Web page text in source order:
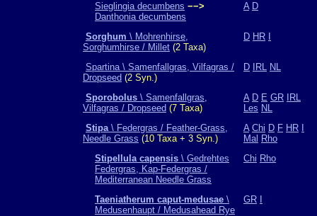
Sieglingia decumbens −−>
Danthonia decumbens
A D
Sorghum \ Mohrenhirse,
Sorghumhirse / Millet (2 Taxa)
D HR
Spartina \ Samenfallgras, Vilfagras /
Dropseed (2 Syn.)
D IRL NL
Sporobolus \ Samenfallgras,
Vilfagras / Dropseed (7 Taxa)
A D E GR
IRL
Les NL
Stipa\ Federgras / Feather-Grass,
Needle Grass (10 Taxa + 3 Syn.)
A Chi D F HR
Mal Rho
Stipellula capensis \ Gedrehtes
Federgras, Kap-Federgras /
Mediterranean Needle Grass
Chi Rho
Taeniatherum caput-medusae \
Medusenhaupt / Medusahead Rye
GR